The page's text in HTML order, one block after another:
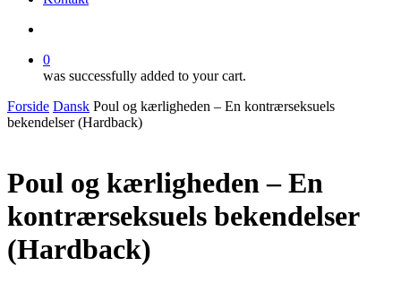
0
was successfully added to your cart.
Forside Dansk Poul og kærligheden – En kontrærseksuels
bekendelser (Hardback)
Poul og kærligheden – En
kontrærseksuels bekendelser
(Hardback)